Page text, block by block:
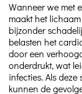
Wanneer we met
maakt het
bijzonder
belasten het
door een
onderdrukt, wat
infecties. Als
kunnen de